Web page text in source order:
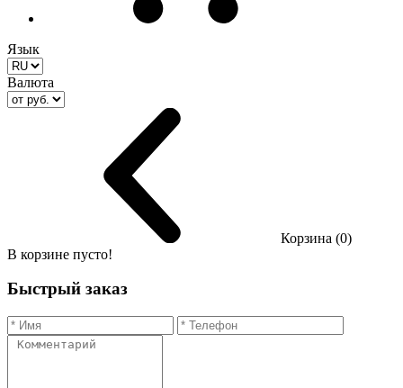
Язык
Валюта
Корзина (0)
В корзине пусто!
Быстрый заказ